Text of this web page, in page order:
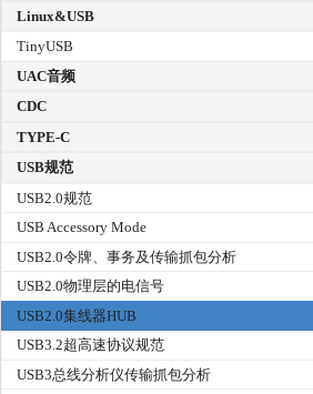
Linux&USB
TinyUSB
UAC音频
CDC
TYPE-C
USB规范
USB2.0规范
USB Accessory Mode
USB2.0令牌、事务及传输抓包分析
USB2.0物理层的电信号
USB2.0集线器HUB
USB3.2超高速协议规范
USB3总线分析仪传输抓包分析